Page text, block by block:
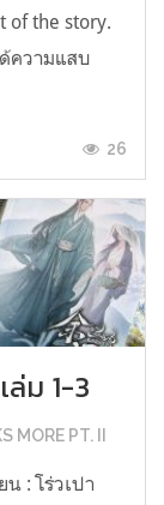
of the story.
ความแสบ
26
ม 1-3
MORE PT. II
น : โร่วเปา